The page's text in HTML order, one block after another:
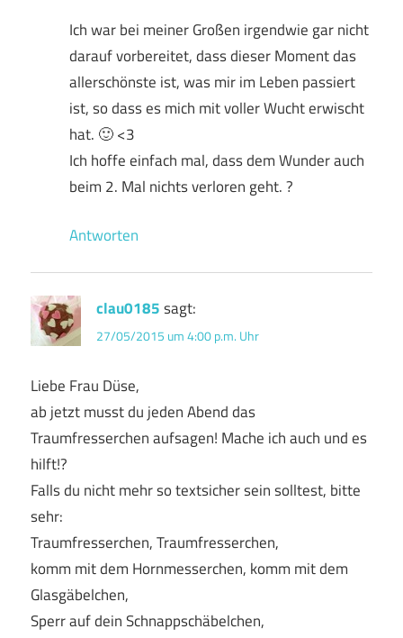
Ich war bei meiner Großen irgendwie gar nicht
darauf vorbereitet, dass dieser Moment das
allerschönste ist, was mir im Leben passiert
ist, so dass es mich mit voller Wucht erwischt
hat. 🙂 <3
Ich hoffe einfach mal, dass dem Wunder auch
beim 2. Mal nichts verloren geht. ?
Antworten
clau0185sagt:
27/05/2015 um 4:00 p.m. Uhr
Liebe Frau Düse,
ab jetzt musst du jeden Abend das
Traumfresserchen aufsagen! Mache ich auch und es
hilft!?
Falls du nicht mehr so textsicher sein solltest, bitte
sehr:
Traumfresserchen, Traumfresserchen,
komm mit dem Hornmesserchen, komm mit dem
Glasgäbelchen,
Sperr auf dein Schnappschäbelchen,